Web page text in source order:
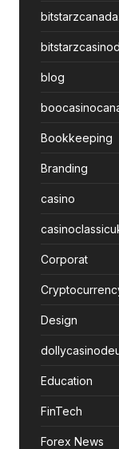
blog
Bookkeeping
Branding
casino
Corporat
Design
Education
FinTech
Forex News